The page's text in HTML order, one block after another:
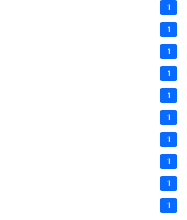
1
1
1
1
1
1
1
1
1
1